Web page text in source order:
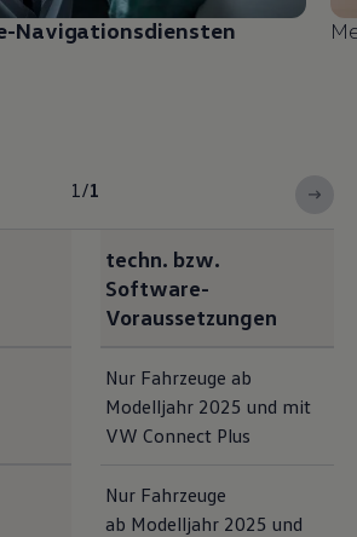
Navigationsdiensten
1 /1
techn. bzw.
Software-
Voraussetzungen
Nur Fahrzeuge ab
Modelljahr 2025 und mit
VW Connect Plus
Nur Fahrzeuge
ab Modelljahr 2025 und